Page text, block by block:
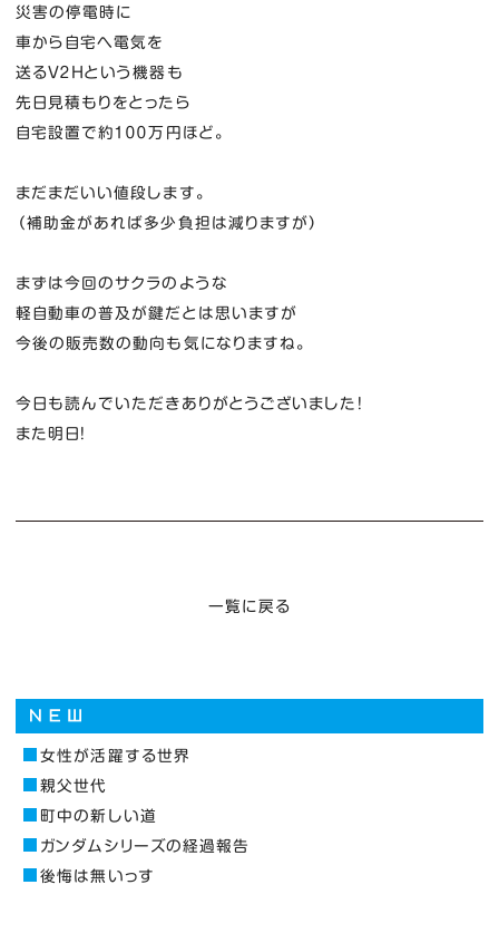
災害の停電時に
車から自宅へ電気を
送るV２Hという機器も
先日見積もりをとったら
自宅設置で約１００万円ほど。
まだまだいい値段します。
（補助金があれば多少負担は減りますが）
まずは今回のサクラのような
軽自動車の普及が鍵だとは思いますが
今後の販売数の動向も気になりますね。
今日も読んでいただきありがとうございました！
また明日！
一覧に戻る
女性が活躍する世界
親父世代
町中の新しい道
ガンダムシリーズの経過報告
後悔は無いっす